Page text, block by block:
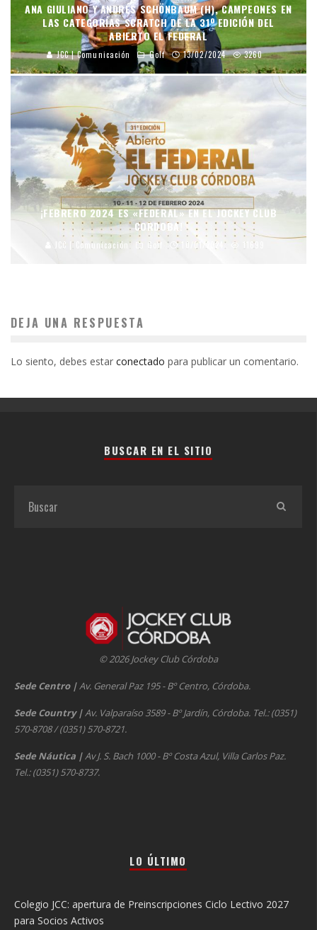
ANA GIULIANO Y ANDRÉS SCHÖNBAUM (H), CAMPEONES EN
LAS CATEGORÍAS SCRATCH DE LA 31º EDICIÓN DEL
ABIERTO EL FEDERAL
JCC | Comunicación Golf 13/02/2024 3260
¡FEBRERO 2024 ES «FEDERAL» EN EL JOCKEY CLUB
CORDOBA!
JCC | Comunicación Golf 10/01/2024 11699
DEJA UNA RESPUESTA
Lo siento, debes estar conectado para publicar un comentario.
BUSCAR EN EL SITIO
© 2026 Jockey Club Córdoba
Sede Centro |Av. General Paz 195 - Bº Centro, Córdoba.
Sede Country |Av. Valparaíso 3589 - Bº Jardín, Córdoba. Tel.: (0351)
570-8708 / (0351) 570-8721.
Sede Náutica |Av J. S. Bach 1000 - Bº Costa Azul, Villa Carlos Paz.
Tel.: (0351) 570-8737.
LO ÚLTIMO
Colegio JCC: apertura de Preinscripciones Ciclo Lectivo 2027
para Socios Activos